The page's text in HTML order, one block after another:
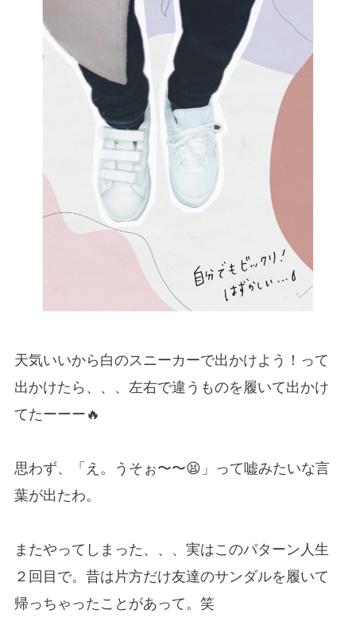
天気いいから白のスニーカーで出かけよう！って
出かけたら、、、左右で違うものを履いて出かけ
てたーーー🔥
思わず、「え。うそぉ〜〜😫」って嘘みたいな言
葉が出たわ。
またやってしまった、、、実はこのパターン人生
２回目で。昔は片方だけ友達のサンダルを履いて
帰っちゃったことがあって。笑